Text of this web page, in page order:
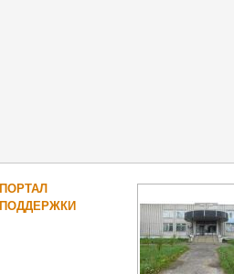
ПОРТАЛ
ПОДДЕРЖКИ